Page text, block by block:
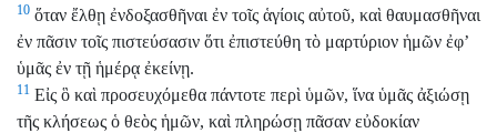
10 ὅταν ἔλθῃ ἐνδοξασθῆναι ἐν τοῖς ἁγίοις αὐτοῦ, καὶ θαυμασθῆναι
ἐν πᾶσιν τοῖς πιστεύσασιν ὅτι ἐπιστεύθη τὸ μαρτύριον ἡμῶν ἐφʼ
ὑμᾶς ἐν τῇ ἡμέρᾳ ἐκείνῃ.
11 Εἰς ὃ καὶ προσευχόμεθα πάντοτε περὶ ὑμῶν, ἵνα ὑμᾶς ἀξιώσῃ
τῆς κλήσεως ὁ θεὸς ἡμῶν, καὶ πληρώσῃ πᾶσαν εὐδοκίαν